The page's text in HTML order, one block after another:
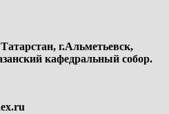
г.Альметьевск,
кафедральный собор.